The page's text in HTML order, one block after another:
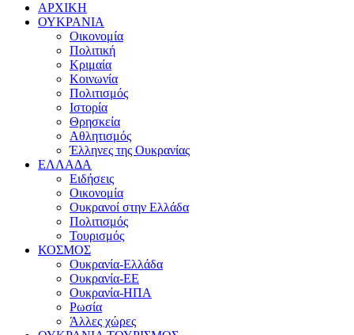
ΑΡΧΙΚΗ
ΟΥΚΡΑΝΙΑ
Οικονομία
Πολιτική
Κριμαία
Κοινωνία
Πολιτισμός
Ιστορία
Θρησκεία
Αθλητισμός
Έλληνες της Ουκρανίας
ΕΛΛΑΔΑ
Ειδήσεις
Οικονομία
Ουκρανοί στην Ελλάδα
Πολιτισμός
Τουρισμός
ΚΟΣΜΟΣ
Ουκρανία-Ελλάδα
Ουκρανία-ΕΕ
Ουκρανία-ΗΠΑ
Ρωσία
Άλλες χώρες